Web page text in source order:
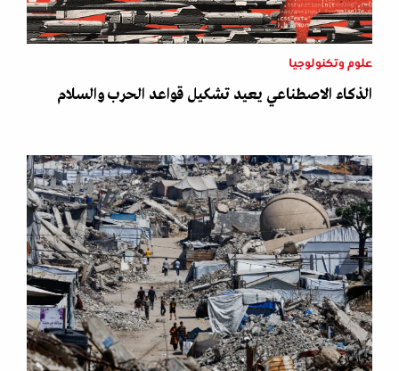
علوم وتكنولوجيا
الذكاء الاصطناعي يعيد تشكيل قواعد الحرب والسلام